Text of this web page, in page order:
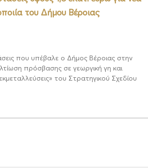
του Δήμου Βέροιας
που υπέβαλε ο Δήμος Βέροιας στην
πρόσβασης σε γεωργική γη και
του Στρατηγικού Σχεδίου